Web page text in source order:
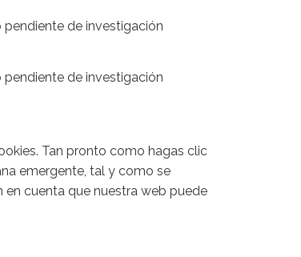
pendiente de investigación
pendiente de investigación
Tan pronto como hagas clic
emergente, tal y como se
en cuenta que nuestra web puede